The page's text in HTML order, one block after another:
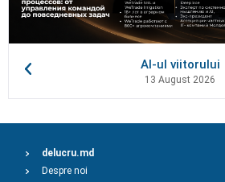
AI-ul viitorului
13 August 2026
delucru.md
Despre noi